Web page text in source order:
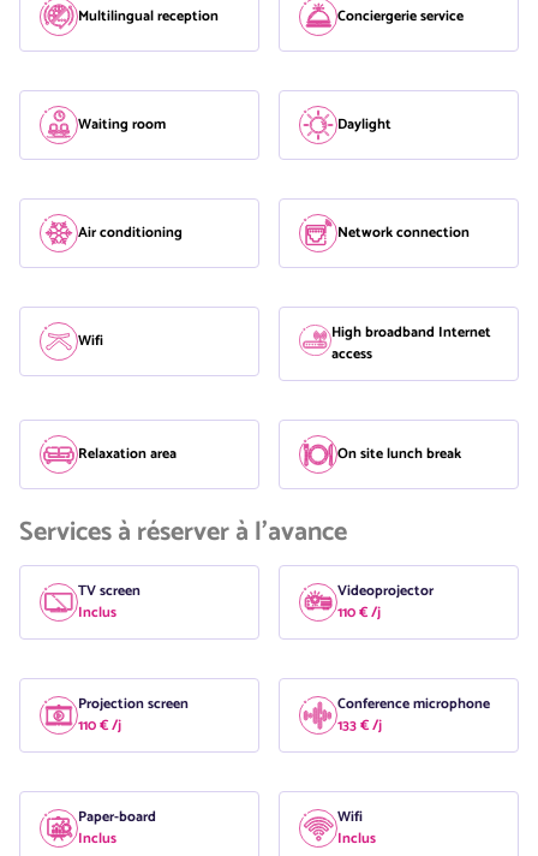
Multilingual reception Conciergerie service
Waiting room Daylight
Air conditioning Network connection
Wifi
High broadband Internet
access
Relaxation area On site lunch break
Services à réserver à l'avance
TV screen
Inclus
Videoprojector
110 € /j
Projection screen
110 € /j
Conference microphone
133 € /j
Paper-board
Inclus
Wifi
Inclus